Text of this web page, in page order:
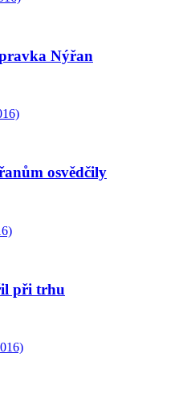
Nýřan
osvědčily
při trhu